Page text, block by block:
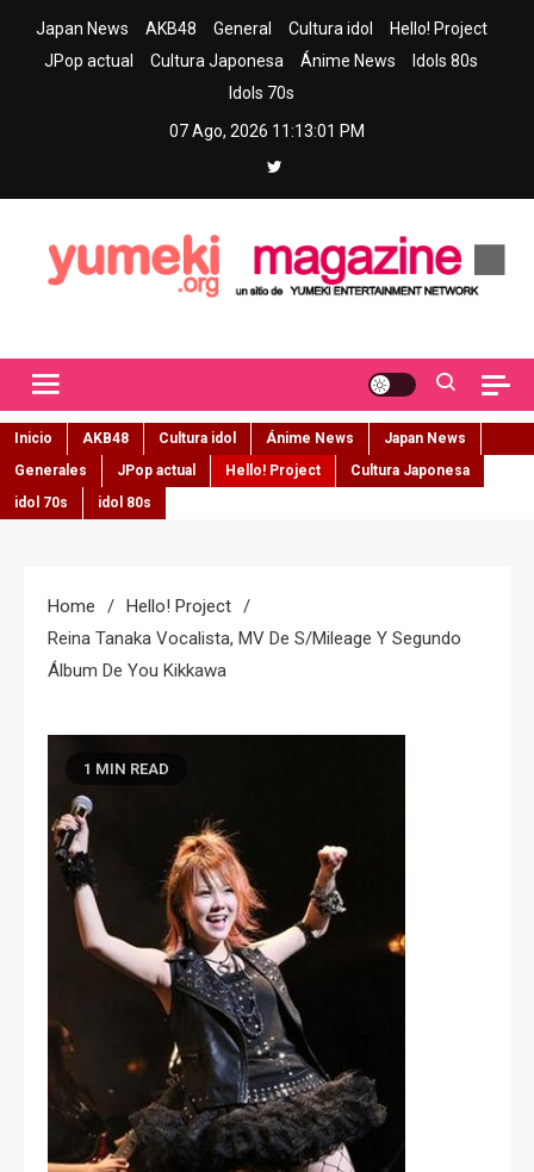
Japan News AKB48 General Cultura idol
Hello! Project
JPop actual
Cultura Japonesa Ánime News
Idols 80s
Idols 70s
07 Ago, 2026 11:13:02 PM
Inicio AKB48 Cultura idol Ánime News
Japan News
Generales
JPop actual Hello! Project
Cultura Japonesa
idol 70s
idol 80s
Home
Hello! Project
Reina Tanaka Vocalista, MV De S/mileage Y Segundo
Álbum De You Kikkawa
1 MIN READ